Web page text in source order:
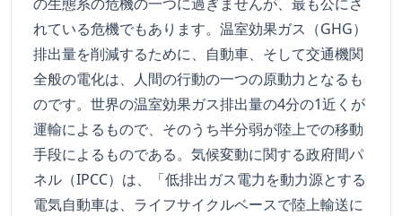
れている危機でもあります。温室効果ガス（GHG）
排出量を削減するために、自動車、そして交通機関
全般の電化は、人間の行動の一つの原動力となるも
のです。世界の温室効果ガス排出量の4分の1近くが
運輸によるもので、そのうち半分弱が陸上での移動
手段によるものである。気候変動に関する政府間パ
ネル（IPCC）は、「低排出ガス電力を動力源とする
電気自動車は、ライフサイクルベースで陸上輸送に